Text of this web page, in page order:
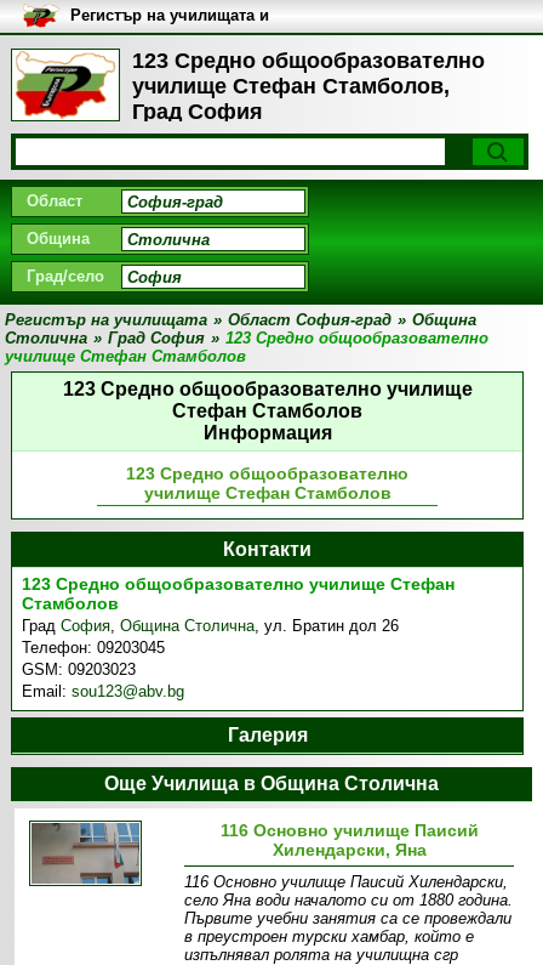
123 Средно общообразователно
училище Стефан Стамболов,
Град София
Регистър на училищата и
университетите в България
Област
Община
Град/село
Регистър на училищата » Област София-град » Община
Столична » Град София » 123 Средно общообразователно
училище Стефан Стамболов
123 Средно общообразователно училище
Стефан Стамболов
Информация
123 Средно общообразователно
училище Стефан Стамболов
Контакти
123 Средно общообразователно училище Стефан
Стамболов
ГрадСофия,Община Столична,ул. Братин дол 26
Телефон:09203045
GSM:09203023
Email:sou123@abv.bg
Галерия
Още Училища в Община Столична
116 Основно училище Паисий
Хилендарски, Яна
116 Основно училище Паисий Хилендарски,
село Яна води началото си от 1880 година.
Първите учебни занятия са се провеждали
в преустроен турски хамбар, който е
изпълнявал ролята на училищна сгр